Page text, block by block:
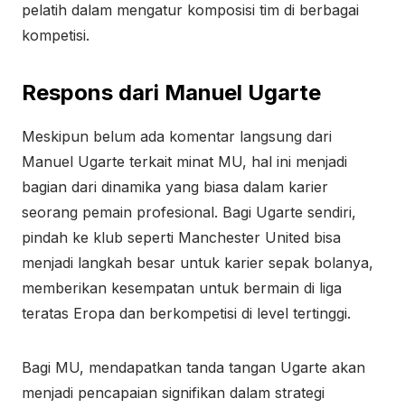
pelatih dalam mengatur komposisi tim di berbagai
kompetisi.
Respons dari Manuel Ugarte
Meskipun belum ada komentar langsung dari
Manuel Ugarte terkait minat MU, hal ini menjadi
bagian dari dinamika yang biasa dalam karier
seorang pemain profesional. Bagi Ugarte sendiri,
pindah ke klub seperti Manchester United bisa
menjadi langkah besar untuk karier sepak bolanya,
memberikan kesempatan untuk bermain di liga
teratas Eropa dan berkompetisi di level tertinggi.
Bagi MU, mendapatkan tanda tangan Ugarte akan
menjadi pencapaian signifikan dalam strategi